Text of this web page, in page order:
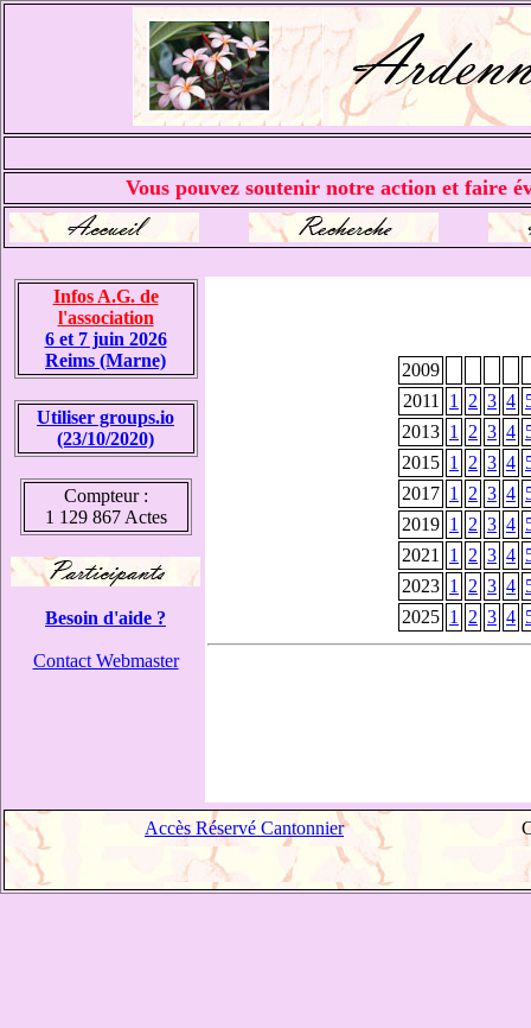
Vous pouvez soutenir notre action et faire
Infos A.G. de
l'association
6 et 7 juin 2026
Reims (Marne)
Utiliser groups.io
(23/10/2020)
Compteur :
1 129 867 Actes
Besoin d'aide ?
Contact Webmaster
2009
2011
1 2 3 4
2013 1 2 3 4
2015 1 2 3 4
2017 1 2 3 4
2019 1 2 3 4
2021
1 2 3 4
2023 1 2 3 4
2025 1 2 3 4
Accès Réservé Cantonnier